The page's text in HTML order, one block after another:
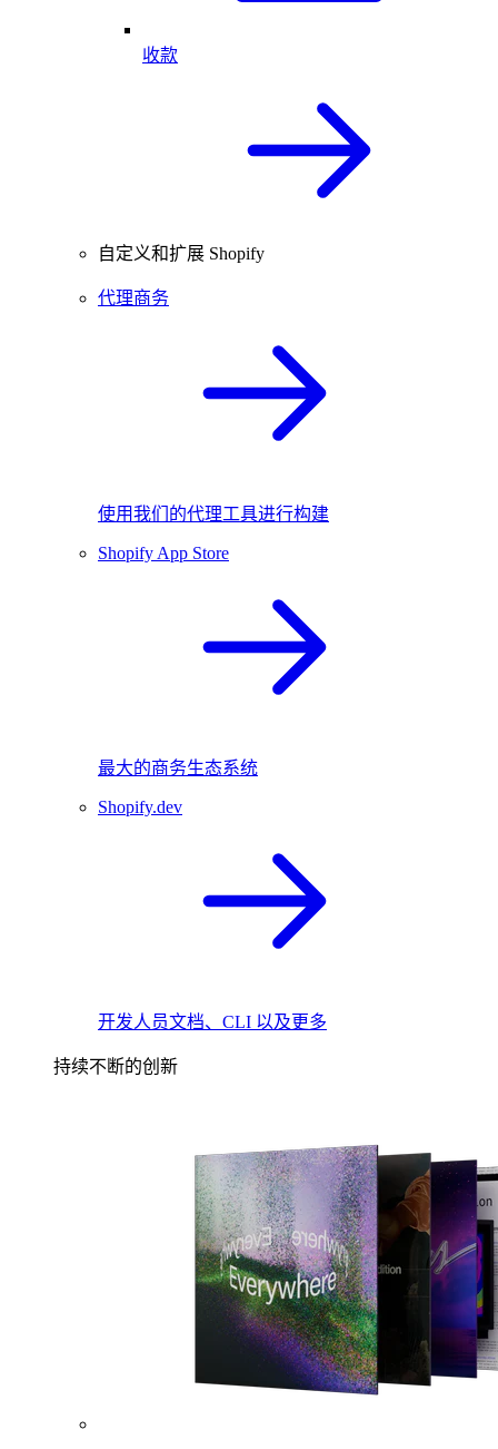
收款
自定义和扩展 Shopify
代理商务
使用我们的代理工具进行构建
Shopify App Store
最大的商务生态系统
Shopify.dev
开发人员文档、CLI 以及更多
持续不断的创新